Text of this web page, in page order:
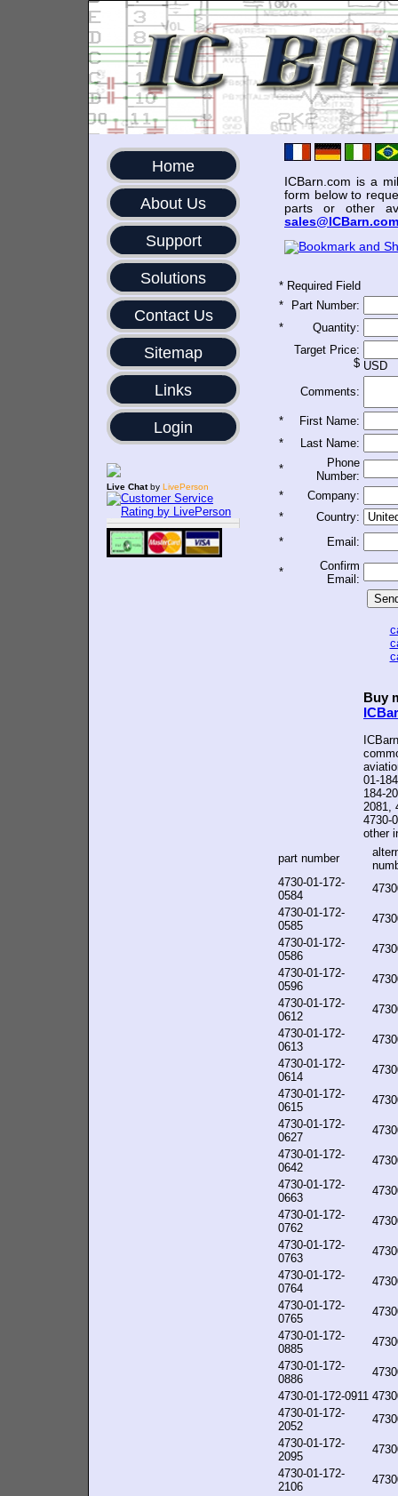
Home
About Us
Support
Solutions
Contact Us
Sitemap
Links
Login
Live Chatby LivePerson
ICBarn.com is a
form below to
parts or other
sales@ICBarn.com
* Required Field
*
Part Number:
*
Quantity:
Target Price:
$ USD
Comments:
*
First Name:
*
Last Name:
*
Phone
Number:
*
Company:
*
Country:
*
Email:
*
Confirm
Email:
Buy
01-
184-
2081,
4730-
other
part number
4730-01-172-
0584
4730-01-172-
0585
4730-01-172-
0586
4730-01-172-
0596
4730-01-172-
0612
4730-01-172-
0613
4730-01-172-
0614
4730-01-172-
0615
4730-01-172-
0627
4730-01-172-
0642
4730-01-172-
0663
4730-01-172-
0762
4730-01-172-
0763
4730-01-172-
0764
4730-01-172-
0765
4730-01-172-
0885
4730-01-172-
0886
4730-01-172-0911
4730-01-172-
2052
4730-01-172-
2095
4730-01-172-
2106